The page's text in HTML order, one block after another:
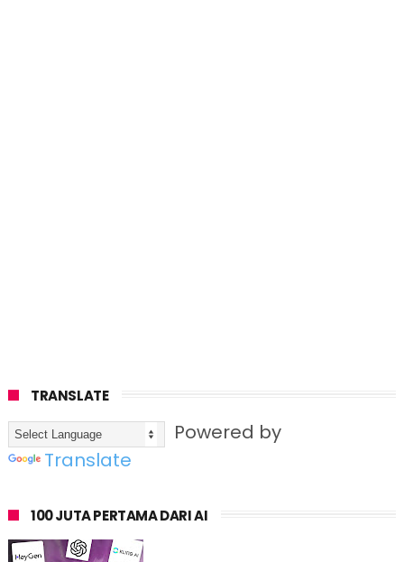
TRANSLATE
Powered by
Translate
100 JUTA PERTAMA DARI AI